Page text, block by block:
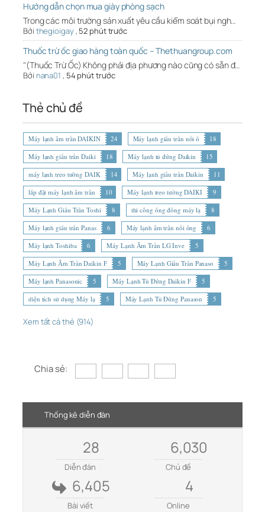
Hướng dẫn chọn mua giày phòng sạch
Trong các môi trường sản xuất yêu cầu kiểm soát bụi ngh…
Bởi thegioigay, 52 phút trước
Thuốc trừ ốc giao hàng toàn quốc – Thethuangroup.com
"(Thuốc Trừ Ốc) Không phải địa phương nào cũng có sẵn đ…
Bởi nana01 , 54 phút trước
Thẻ chủ đề
Máy lạnh âm trần DAIKIN 24 Máy lạnh giấu trần nối ố
18
Máy lạnh giấu trần Daiki
18 Máy lạnh tủ đứng Daikin
15
máy lạnh treo tường DAIK
14 Máy lạnh giấu trần Daikin
11
lắp đặt máy lạnh âm trần
10 Máy lạnh treo tường DAIKI
9
Máy Lạnh Giấu Trần Toshi
8 thi công ống đồng máy lạ
8
Máy lạnh giấu trần Panas
6 Máy lạnh âm trần nối ống
6
Máy lạnh Toshiba
6 Máy Lạnh Âm Trần LG Inve
5
Máy Lạnh Âm Trần Daikin F
5 Máy Lạnh Giấu Trần Panaso
5
Máy lạnh Panasonic
5 Máy Lạnh Tủ Đứng Daikin F
5
diện tích sử dụng Máy lạ
5 Máy Lạnh Tủ Đứng Panason 5
Xem tất cả thẻ (914)
Chia sẻ:
Thống kê diễn đàn
28
Diễn đàn
6,030
Chủ đề
6,405
Bài viết
4
Online